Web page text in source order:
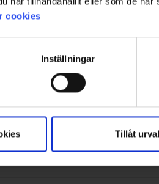
cookies
Inställningar
Tillåt urval
Ich bin zufrieden.